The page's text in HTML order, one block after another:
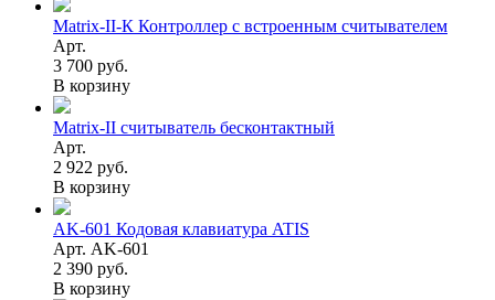
Matrix-II-К Контроллер с встроенным считывателем
Арт.
3 700 руб.
В корзину
Matrix-II считыватель бесконтактный
Арт.
2 922 руб.
В корзину
AK-601 Кодовая клавиатура ATIS
Арт. AK-601
2 390 руб.
В корзину